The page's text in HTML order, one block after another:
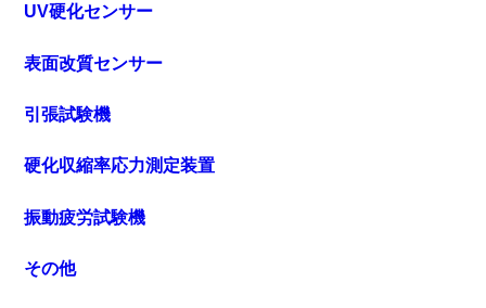
UV硬化センサー
表面改質センサー
引張試験機
硬化収縮率応力測定装置
振動疲労試験機
その他